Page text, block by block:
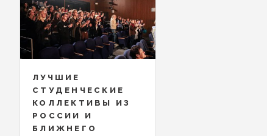
ЛУЧШИЕ
СТУДЕНЧЕСКИЕ
КОЛЛЕКТИВЫ ИЗ
РОССИИ И
БЛИЖНЕГО